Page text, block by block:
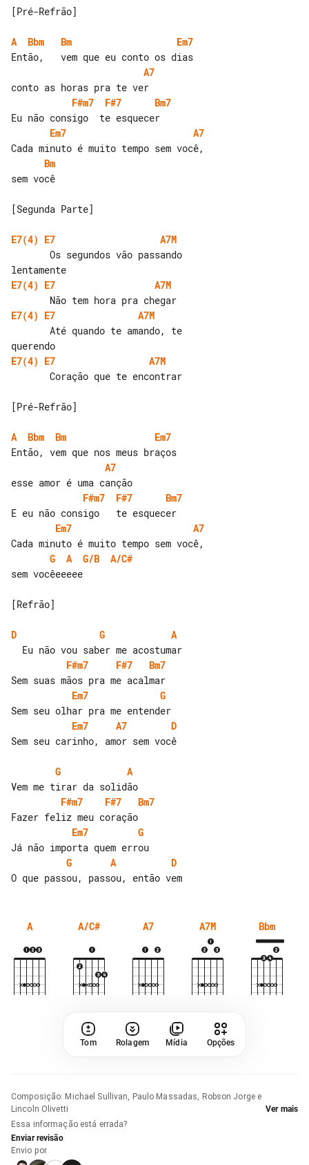
[Pré-Refrão]
A Bbm Bm
Em7
A7
F#m7
F#7
Bm7
Em7
A7
Bm
sem você
[Segunda Parte]
E7(4) E7
A7M
E7(4) E7
A7M
E7(4) E7
A7M
E7(4) E7
A7M
[Pré-Refrão]
A Bbm Bm
Em7
A7
F#m7
F#7
Bm7
Em7
A7
G
A G/B
A/C#
sem vocêeeeee
[Refrão]
D G
A
F#m7
F#7
Bm7
Em7
G
Em7
A7
D
Sem seu carinho, amor sem você
G
A
F#m7
F#7
Bm7
Em7
G
G
A
D
A A/C# A7 A7M Bbm
Tom Rolagem Mídia Opções
Composição: Michael Sullivan, Paulo Massadas, Robson Jorge e
Lincoln Olivetti
Ver mais
Essa informação está errada?
Enviar revisão
Envio por